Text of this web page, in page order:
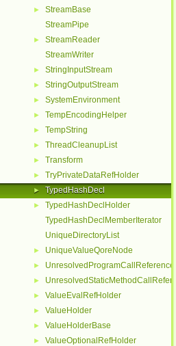
►
StreamBase
StreamPipe
►
StreamReader
StreamWriter
► StringInputStream
► StringOutputStream
► SystemEnvironment
► TempEncodingHelper
► TempString
► ThreadCleanupList
► Transform
► TryPrivateDataRefHolder
► TypedHashDecl
►
TypedHashDeclHolder
TypedHashDeclMemberIterator
UniqueDirectoryList
► UniqueValueQoreNode
►
►
► ValueEvalRefHolder
► ValueHolder
► ValueHolderBase
►
ValueOptionalRefHolder